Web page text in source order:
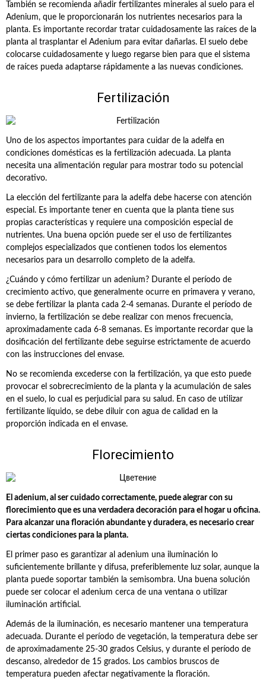
También se recomienda añadir fertilizantes minerales al suelo para el
Adenium, que le proporcionarán los nutrientes necesarios para la
planta. Es importante recordar tratar cuidadosamente las raíces de la
planta al trasplantar el Adenium para evitar dañarlas. El suelo debe
colocarse cuidadosamente y luego regarse bien para que el sistema
de raíces pueda adaptarse rápidamente a las nuevas condiciones.
Fertilización
Uno de los aspectos importantes para cuidar de la adelfa en
condiciones domésticas es la fertilización adecuada. La planta
necesita una alimentación regular para mostrar todo su potencial
decorativo.
La elección del fertilizante para la adelfa debe hacerse con atención
especial. Es importante tener en cuenta que la planta tiene sus
propias características y requiere una composición especial de
nutrientes. Una buena opción puede ser el uso de fertilizantes
complejos especializados que contienen todos los elementos
necesarios para un desarrollo completo de la adelfa.
¿Cuándo y cómo fertilizar un adenium? Durante el período de
crecimiento activo, que generalmente ocurre en primavera y verano,
se debe fertilizar la planta cada 2-4 semanas. Durante el período de
invierno, la fertilización se debe realizar con menos frecuencia,
aproximadamente cada 6-8 semanas. Es importante recordar que la
dosificación del fertilizante debe seguirse estrictamente de acuerdo
con las instrucciones del envase.
No se recomienda excederse con la fertilización, ya que esto puede
provocar el sobrecrecimiento de la planta y la acumulación de sales
en el suelo, lo cual es perjudicial para su salud. En caso de utilizar
fertilizante líquido, se debe diluir con agua de calidad en la
proporción indicada en el envase.
Florecimiento
El adenium, al ser cuidado correctamente, puede alegrar con su
florecimiento que es una verdadera decoración para el hogar u oficina.
Para alcanzar una floración abundante y duradera, es necesario crear
ciertas condiciones para la planta.
El primer paso es garantizar al adenium una iluminación lo
suficientemente brillante y difusa, preferiblemente luz solar, aunque la
planta puede soportar también la semisombra. Una buena solución
puede ser colocar el adenium cerca de una ventana o utilizar
iluminación artificial.
Además de la iluminación, es necesario mantener una temperatura
adecuada. Durante el período de vegetación, la temperatura debe ser
de aproximadamente 25-30 grados Celsius, y durante el período de
descanso, alrededor de 15 grados. Los cambios bruscos de
temperatura pueden afectar negativamente la floración.